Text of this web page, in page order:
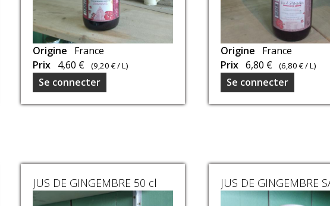
Jus
confectionnés
par
notre
voisine
qui
a
à
Origine
France
Prix 4,60 € (9,20 €/ L)
Se connecter
Jus
confectionnés
par
notre
voisine
qui
a
à
Origine
France
Prix 6,80 € (6,80 €/ L)
Se connecter
JUS DE GINGEMBRE 50 cl